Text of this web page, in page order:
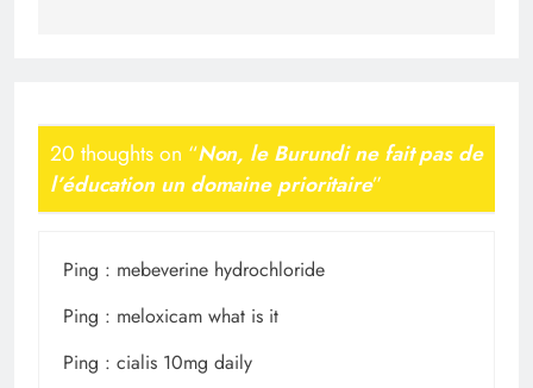
20 thoughts on “Non, le Burundi ne fait pas de
l’éducation un domaine prioritaire”
Ping : mebeverine hydrochloride
Ping : meloxicam what is it
Ping : cialis 10mg daily